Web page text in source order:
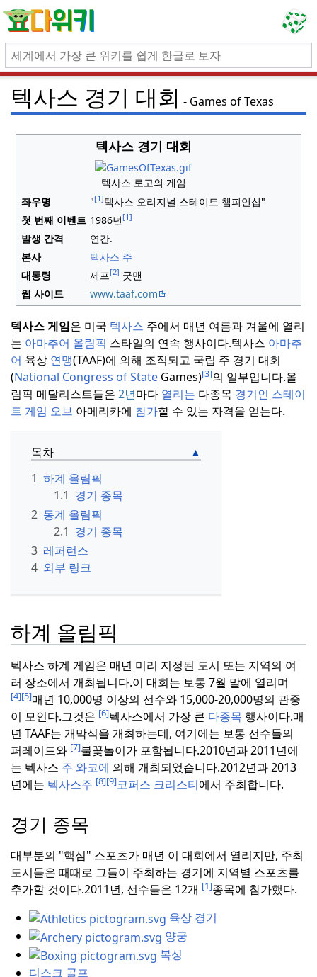
텍사스 경기 대회 Games of Texas
텍사스 경기 대회
텍사스 로고의 게임
좌우명
"[1]텍사스 오리지널 스테이트 챔피언십"
첫 번째 이벤트 1986년 [1]
발생 간격
연간.
본사
텍사스 주
대통령
제프 [2] 굿맨
웹 사이트
www.taaf.com
텍사스 게임은 미국 텍사스 주에서 매년 여름과 겨울에 열리
는 아마추어 올림픽 스타일의 연속 행사이다.텍사스 아마추
어 육상 연맹(TAAF)에 의해 조직되고 국립 주 경기 대회
(National Congress of State Games)[3]의 일부입니다.올
림픽 메달리스트들은 2년마다 열리는 다종목 경기인 스테이
트 게임 오브 아메리카에 참가할 수 있는 자격을 얻는다.
목차
1 하계 올림픽
1.1 경기 종목
2 동계 올림픽
2.1 경기 종목
3 레퍼런스
4 외부 링크
하계 올림픽
텍사스 하계 게임은 매년 미리 지정된 도시 또는 지역의 여
러 장소에서 개최됩니다.이 대회는 보통 7월 말에 열리며
[4][5]매년 10,000명 이상의 선수와 15,000-20,000명의 관중
이 모인다.그것은 [6]텍사스에서 가장 큰 다종목 행사이다.매
년 TAAF는 개막식을 개최하는데, 여기에는 보통 선수들의
퍼레이드와 [7]불꽃놀이가 포함됩니다.2010년과 2011년에
는 텍사스 주 와코에 의해 개최되었습니다.2012년과 2013
년에는 텍사스주 [8][9]코퍼스 크리스티에서 주최합니다.
경기 종목
대부분의 "핵심" 스포츠가 매년 이 대회에서 열리지만, 주최
도시들은 때때로 그들이 주최하는 경기에 지역별 스포츠를
추가할 것이다.2011년, 선수들은 12개 [1]종목에 참가했다.
육상 경기
양궁
복싱
디스크 골프